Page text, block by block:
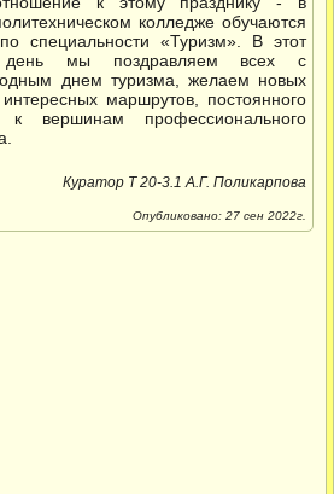
колледже обучаются
специальности «Туризм». В этот
день мы поздравляем всех с
днем туризма, желаем новых
маршрутов, постоянного
к вершинам профессионального
Куратор Т 20-3.1 А.Г. Поликарпова
Опубликовано: 27 сен 2022г.